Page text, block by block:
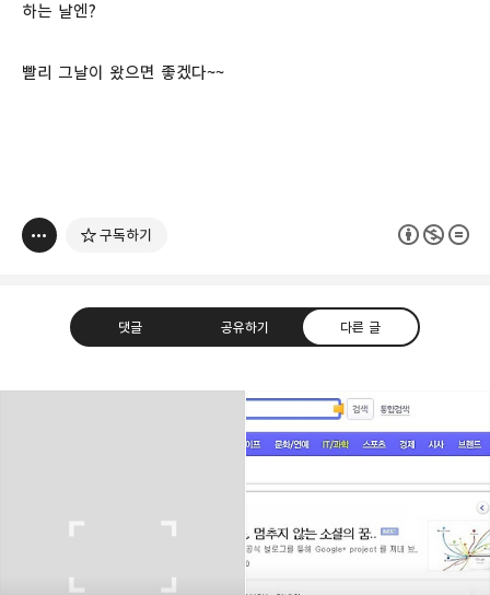
하는 날엔?
빨리 그날이 왔으면 좋겠다~~
구독하기
댓글 공유하기 다른 글
bravesjb@gmail.com, South Korea, Since 2004
구독하기
트위터